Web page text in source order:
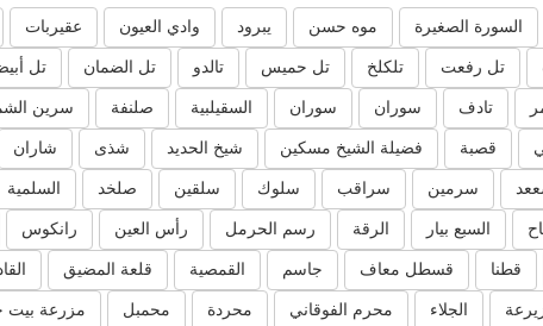
السورة الصغيرة موه حسن يبرود وادي العيون عقيربات
تل رفعت تلكلخ تل حميس تالدو تل الضمان تل
تادف سوران سوران السقيلبية صلنفة سرين
قصبة فضيلة الشيخ مسكين شيخ الحديد شذى شاران
سرمين سراقب سلوك سلقين صلخد السلمية
السبع بيار الرقة رسم الحرمل رأس العين رانكوس
قطنا قسطل معاف جاسم القمصية قلعة المضيق
الجلاء محرم الفوقاني محردة محمبل مزرعة بيت